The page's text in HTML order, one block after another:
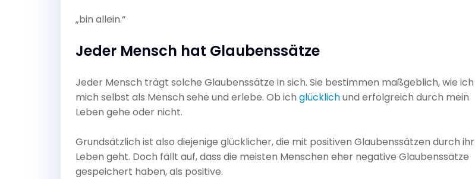
„bin allein.“
Jeder Mensch hat Glaubenssätze
Jeder Mensch trägt solche Glaubenssätze in sich. Sie bestimmen maßgeblich, wie ich
mich selbst als Mensch sehe und erlebe. Ob ich glücklichund erfolgreich durch mein
Leben gehe oder nicht.
Grundsätzlich ist also diejenige glücklicher, die mit positiven Glaubenssätzen durch ihr
Leben geht. Doch fällt auf, dass die meisten Menschen eher negative Glaubenssätze
gespeichert haben, als positive.